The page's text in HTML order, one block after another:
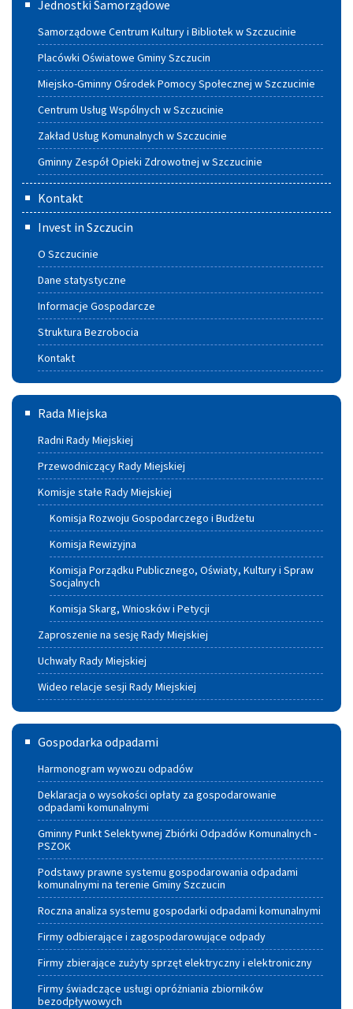
Jednostki Samorządowe
Samorządowe Centrum Kultury i Bibliotek w Szczucinie
Placówki Oświatowe Gminy Szczucin
Miejsko-Gminny Ośrodek Pomocy Społecznej w Szczucinie
Centrum Usług Wspólnych w Szczucinie
Zakład Usług Komunalnych w Szczucinie
Gminny Zespół Opieki Zdrowotnej w Szczucinie
Kontakt
Invest in Szczucin
O Szczucinie
Dane statystyczne
Informacje Gospodarcze
Struktura Bezrobocia
Kontakt
Rada
Miejska
Rada Miejska
Radni Rady Miejskiej
Przewodniczący Rady Miejskiej
Komisje stałe Rady Miejskiej
Komisja Rozwoju Gospodarczego i Budżetu
Komisja Rewizyjna
Komisja Porządku Publicznego, Oświaty, Kultury i Spraw
Socjalnych
Komisja Skarg, Wniosków i Petycji
Zaproszenie na sesję Rady Miejskiej
Uchwały Rady Miejskiej
Wideo relacje sesji Rady Miejskiej
Gospodarka
odpadami
Gospodarka odpadami
Harmonogram wywozu odpadów
Deklaracja o wysokości opłaty za gospodarowanie
odpadami komunalnymi
Gminny Punkt Selektywnej Zbiórki Odpadów Komunalnych -
PSZOK
Podstawy prawne systemu gospodarowania odpadami
komunalnymi na terenie Gminy Szczucin
Roczna analiza systemu gospodarki odpadami komunalnymi
Firmy odbierające i zagospodarowujące odpady
Firmy zbierające zużyty sprzęt elektryczny i elektroniczny
Firmy świadczące usługi opróżniania zbiorników
bezodpływowych